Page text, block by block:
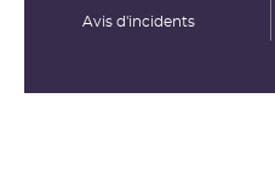
Avis d'incidents